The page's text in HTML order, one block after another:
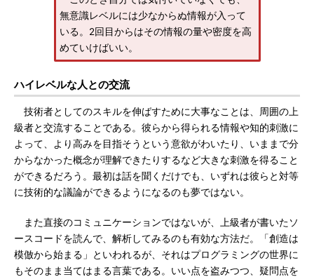
無意識レベルには少なからぬ情報が入って
いる。2回目からはその情報の量や密度を高
めていけばいい。
ハイレベルな人との交流
技術者としてのスキルを伸ばすために大事なことは、周囲の上
級者と交流することである。彼らから得られる情報や知的刺激に
よって、より高みを目指そうという意欲がわいたり、いままで分
からなかった概念が理解できたりするなど大きな刺激を得ること
ができるだろう。最初は話を聞くだけでも、いずれは彼らと対等
に技術的な議論ができるようになるのも夢ではない。
また直接のコミュニケーションではないが、上級者が書いたソ
ースコードを読んで、解析してみるのも有効な方法だ。「創造は
模倣から始まる」といわれるが、それはプログラミングの世界に
もそのまま当てはまる言葉である。いい点を盗みつつ、疑問点を